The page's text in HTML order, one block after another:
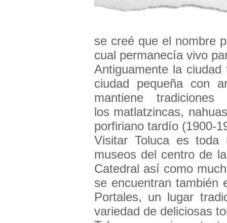
se creé que el nombre
cual permanecía vivo
Antiguamente la
ciudad pequeña con
mantiene
los matlatzincas,
porfiriano tardío (1900-
Visitar Toluca es toda
museos del centro de
Catedral así como
se encuentran también
Portales, un lugar
variedad de deliciosas